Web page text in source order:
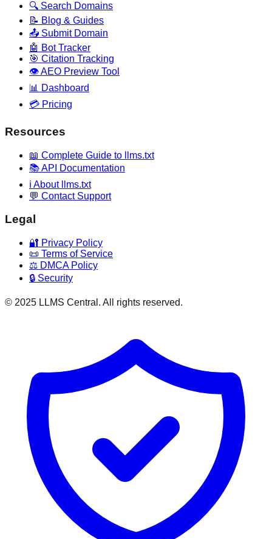
🔍 Search Domains
📝 Blog & Guides
📤 Submit Domain
🤖 Bot Tracker
🎯 Citation Tracking
👁️ AEO Preview Tool
📊 Dashboard
💳 Pricing
Resources
📖 Complete Guide to llms.txt
📚 API Documentation
ℹ️ About llms.txt
💬 Contact Support
Legal
🔐 Privacy Policy
📜 Terms of Service
⚖️ DMCA Policy
🔒 Security
© 2025 LLMS Central. All rights reserved.